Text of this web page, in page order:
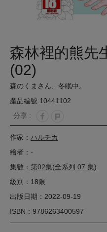
森林裡的熊先
(02)
森のくまさん、冬眠中。
產品編號:10441102
分享 :
作家： ハルチカ
繪者：-
集數： 第02集(全系列 07 集)
級別：18限
出版日期：2022-09-19
ISBN：9786263400597